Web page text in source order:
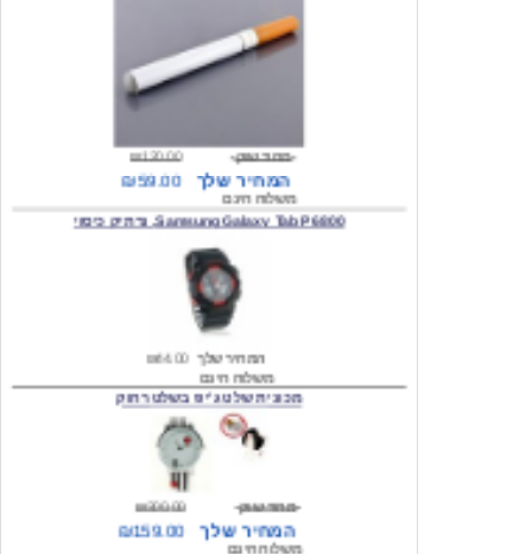
₪120.00
משלוח חינם
Samsung Galaxy Tab P6800, נרתיק כיסוי
המחיר שלך
משלוח חינם
₪300.00 מחיר שוק
₪159.00
כיסוי לסמסונג גלקסי s2